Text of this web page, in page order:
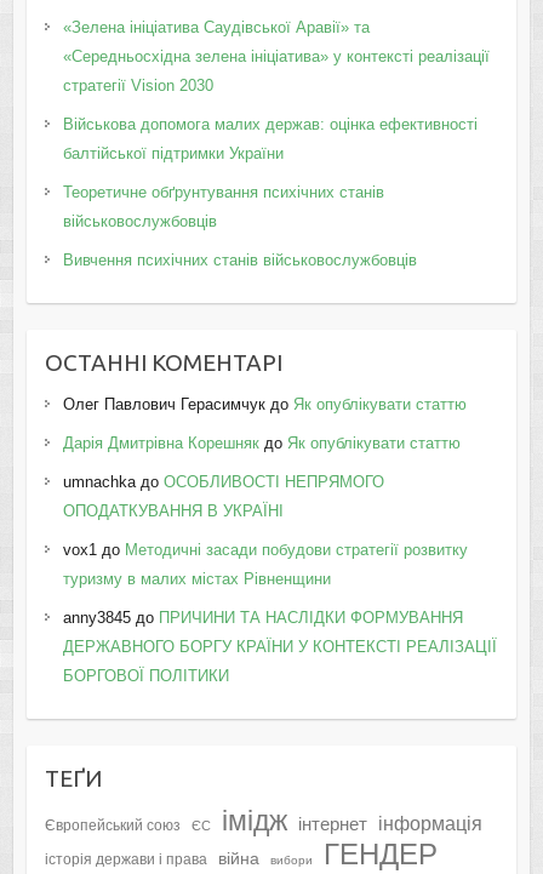
«Зелена ініціатива Саудівської Аравії» та
«Середньосхідна зелена ініціатива» у контексті реалізації
стратегії Vision 2030
Військова допомога малих держав: оцінка ефективності
балтійської підтримки України
Теоретичне обґрунтування психічних станів
військовослужбовців
Вивчення психічних станів військовослужбовців
ОСТАННІ КОМЕНТАРІ
Олег Павлович Герасимчукдо Як опублікувати статтю
Дарія Дмитрівна Корешнякдо Як опублікувати статтю
umnachkaдо ОСОБЛИВОСТІ НЕПРЯМОГО
ОПОДАТКУВАННЯ В УКРАЇНІ
vox1до Методичні засади побудови стратегії розвитку
туризму в малих містах Рівненщини
anny3845до ПРИЧИНИ ТА НАСЛІДКИ ФОРМУВАННЯ
ДЕРЖАВНОГО БОРГУ КРАЇНИ У КОНТЕКСТІ РЕАЛІЗАЦІЇ
БОРГОВОЇ ПОЛІТИКИ
ТЕҐИ
Європейський союз ЄС імідж інтернет інформація
історія держави і права війна вибори
ГЕНДЕР